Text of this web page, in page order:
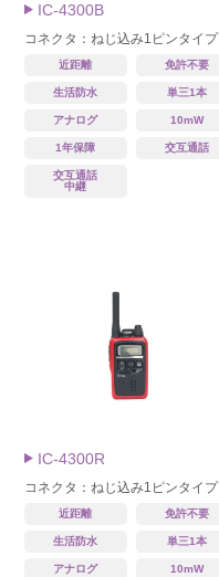
IC-4300B
コネクタ：ねじ込み1ピンタイプ
近距離 免許不要
生活防水 単三1本
アナログ 10mW
1年保障 交互通話
交互通話
中継
IC-4300R
コネクタ：ねじ込み1ピンタイプ
近距離 免許不要
生活防水 単三1本
アナログ 10mW